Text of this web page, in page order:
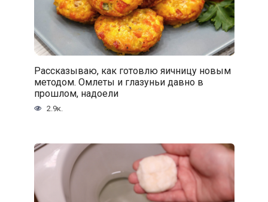
Рассказываю, как готовлю яичницу новым
методом. Омлеты и глазуньи давно в
прошлом, надоели
2.9к.